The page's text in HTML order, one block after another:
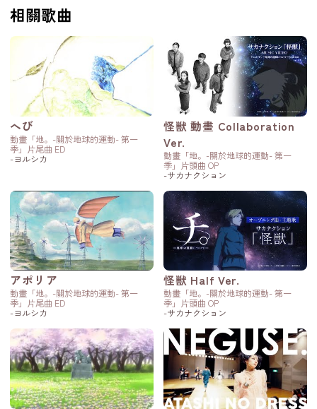
相關歌曲
へび
動畫「地。-關於地球的運動- 第一
季」片尾曲 ED
-ヨルシカ
怪獣 動畫 Collaboration
Ver.
動畫「地。-關於地球的運動- 第一
季」片頭曲 OP
-サカナクション
アポリア
動畫「地。-關於地球的運動- 第一
季」片尾曲 ED
-ヨルシカ
怪獣 Half Ver.
動畫「地。-關於地球的運動- 第一
季」片頭曲 OP
-サカナクション